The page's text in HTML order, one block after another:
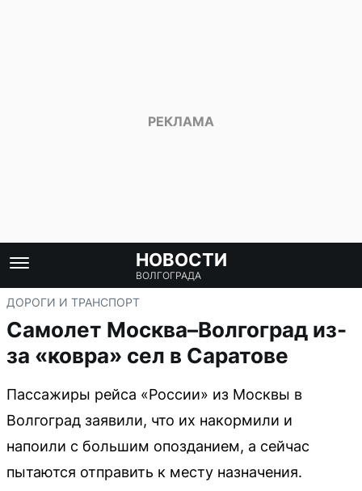
НОВОСТИ
ВОЛГОГРАДА
ДОРОГИ И ТРАНСПОРТ
Самолет Москва–Волгоград из-
за «ковра» сел в Саратове
Пассажиры рейса «России» из Москвы в
Волгоград заявили, что их накормили и
напоили с большим опозданием, а сейчас
пытаются отправить к месту назначения.